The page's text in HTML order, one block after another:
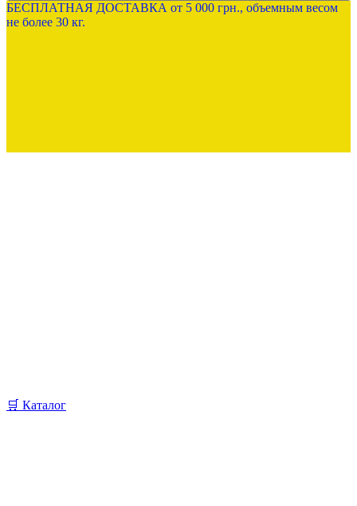
БЕСПЛАТНАЯ ДОСТАВКА от 5 000 грн., объемным весом
не более 30 кг.
🛒 Каталог